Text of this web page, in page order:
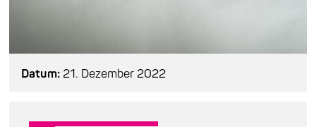
Datum: 21. Dezember 2022